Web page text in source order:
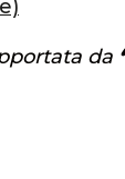
da